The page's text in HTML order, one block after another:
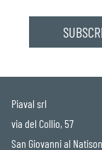
Piaval srl
via del Collio, 57
San Giovanni al